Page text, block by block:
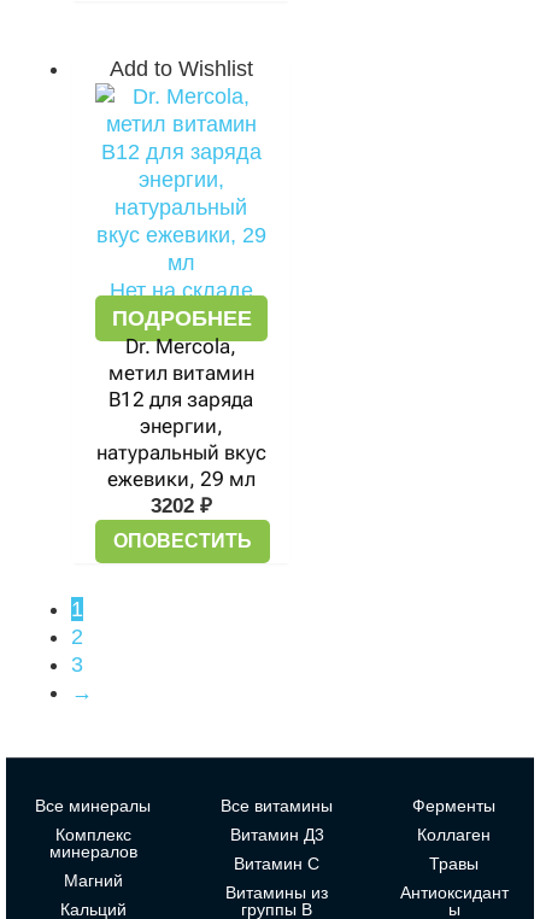
Add to Wishlist
Нет на складе
ПОДРОБНЕЕ
Dr. Mercola,
метил витамин
B12 для заряда
энергии,
натуральный вкус
ежевики, 29 мл
3202 ₽
ОПОВЕСТИТЬ
1
2
3
→
Все минералы
Комплекс
минералов
Магний
Кальций
Все витамины
Витамин Д3
Витамин С
Витамины из
группы В
Ферменты
Коллаген
Травы
Антиоксидант
ы